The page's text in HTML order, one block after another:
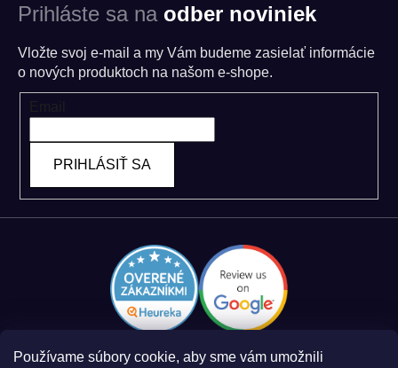
Používame súbory cookie, aby sme vám umožnili
Prihláste sa na odber noviniek
Vložte svoj e-mail a my Vám budeme zasielať informácie
o nových produktoch na našom e-shope.
PRIHLÁSIŤ SA